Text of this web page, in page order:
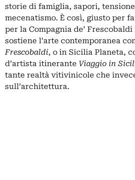
storie di famiglia, sapori,
mecenatismo. È così, giusto per
per la Compagnia de’
sostiene l’arte contemporanea
Frescobaldi, o in Sicilia Planeta,
d’artista itinerante Viaggio in
tante realtà vitivinicole che
sull’architettura.